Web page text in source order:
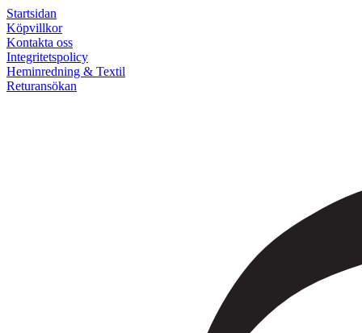
Startsidan
Köpvillkor
Kontakta oss
Integritetspolicy
Heminredning & Textil
Returansökan